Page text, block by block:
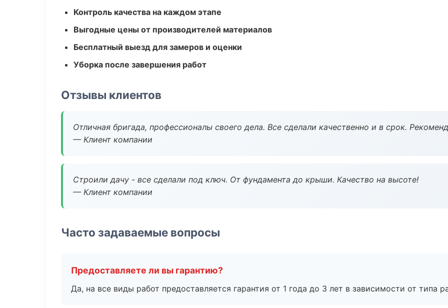
Контроль качества на каждом этапе
Выгодные цены от производителей материалов
Бесплатный выезд для замеров и оценки
Уборка после завершения работ
Отзывы клиентов
Отличная бригада, профессионалы своего дела. Все сделали качественно и в срок.
— Клиент компании
Строили дачу - все сделали под ключ. От фундамента до крыши. Качество на высоте!
— Клиент компании
Часто задаваемые вопросы
Предоставляете ли вы гарантию?
Да, на все виды работ предоставляется гарантия от 1 года до 3 лет в зависимости от типа